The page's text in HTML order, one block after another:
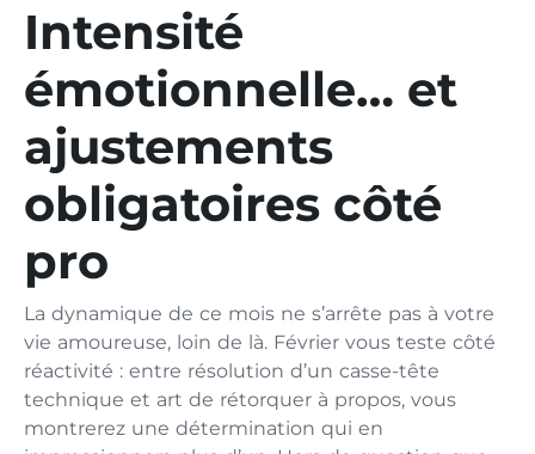
Intensité
émotionnelle… et
ajustements
obligatoires côté
pro
La dynamique de ce mois ne s’arrête pas à votre
vie amoureuse, loin de là. Février vous teste côté
réactivité : entre résolution d’un casse-tête
technique et art de rétorquer à propos, vous
montrerez une détermination qui en